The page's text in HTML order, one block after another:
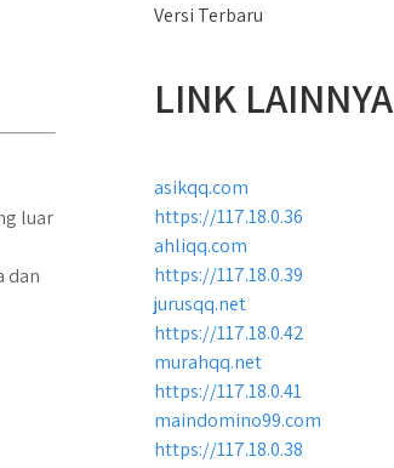
luar
dan
Versi Terbaru
LINK LAINNYA
asikqq.com
https://117.18.0.36
ahliqq.com
https://117.18.0.39
jurusqq.net
https://117.18.0.42
murahqq.net
https://117.18.0.41
maindomino99.com
https://117.18.0.38